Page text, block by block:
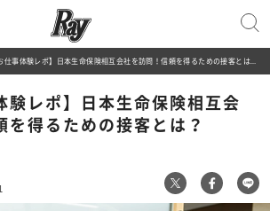
仕事体験レポ】日本生命保険相互会社を訪問！信頼を得るための接客とは？
験レポ】日本生命保険相互会
を得るための接客とは？